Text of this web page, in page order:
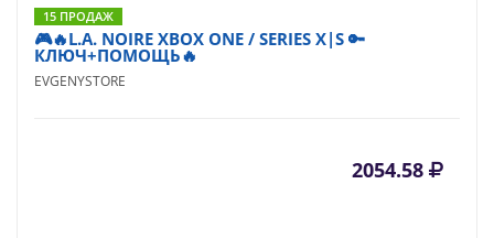
15 ПРОДАЖ
🎮🔥L.A. NOIRE XBOX ONE / SERIES X|S 🔑
КЛЮЧ+ПОМОЩЬ🔥
EVGENYSTORE
2054.58